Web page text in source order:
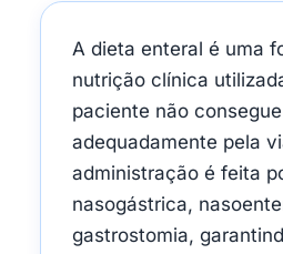
A dieta enteral é uma
nutrição clínica
paciente não
adequadamente pela
administração é feita
nasogástrica,
gastrostomia,